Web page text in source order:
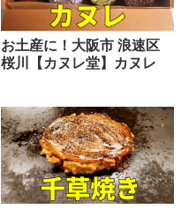
お土産に！大阪市 浪速区
桜川【カヌレ堂】カヌレ